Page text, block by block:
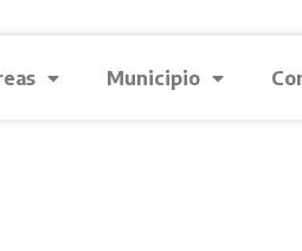
Municipio